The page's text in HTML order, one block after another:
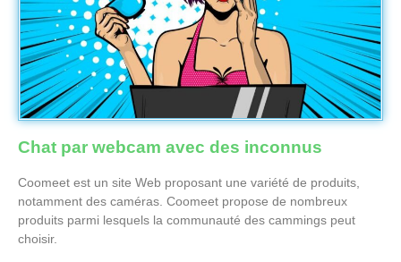
Chat par webcam avec des inconnus
Coomeet est un site Web proposant une variété de produits,
notamment des caméras. Coomeet propose de nombreux
produits parmi lesquels la communauté des cammings peut
choisir.